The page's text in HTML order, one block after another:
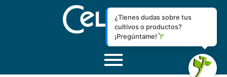
¿Tienes dudas sobre tus
cultivos o productos?
¡Pregúntame!